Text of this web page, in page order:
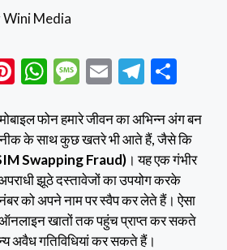
Wini Media
Pi
er
es
t
W
at
s
A
p
p
M
sa
g
e
E
ai
l
T
e
gr
a
m
ar
e
फोन हमारे जीवन का अभिन्न अंग बन
के साथ कुछ खतरे भी आते हैं, जैसे कि
Swapping Fraud) । यह एक गंभीर
झूठे दस्तावेजों का उपयोग करके
को अपने नाम पर स्वैप कर लेते हैं। ऐसा
ऑनलाइन खातों तक पहुंच प्राप्त कर सकते
अवैध गतिविधियां कर सकते हैं।